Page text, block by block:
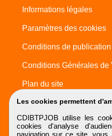
Les cookies permettent
CDIBTPJOB utilise les
cookies d'analyse
navigation sur ce site, vous
Informations légales
Paramètres des cookies
Conditions de publication
Conditions Générales de
Plan du site